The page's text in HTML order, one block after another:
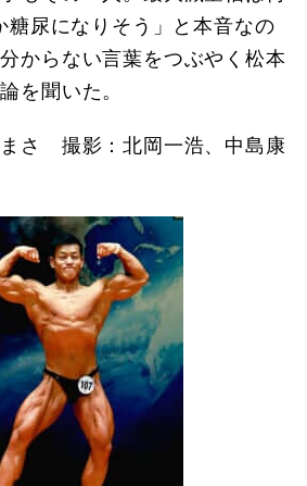
糖尿になりそう」と本音なの
からない言葉をつぶやく松本
を聞いた。
さ 撮影：北岡一浩、中島康